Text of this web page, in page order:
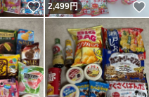
いいね！
2,499円